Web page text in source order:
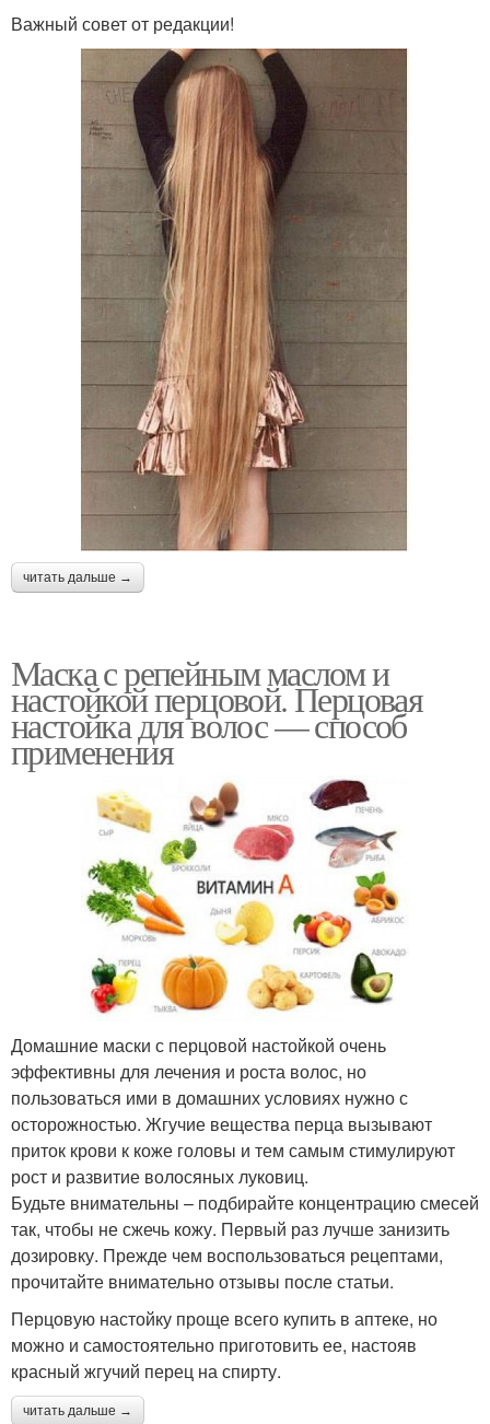
Важный совет от редакции!
читать дальше →
Маска с репейным маслом и
настойкой перцовой. Перцовая
настойка для волос — способ
применения
Домашние маски с перцовой настойкой очень
эффективны для лечения и роста волос, но
пользоваться ими в домашних условиях нужно с
осторожностью. Жгучие вещества перца вызывают
приток крови к коже головы и тем самым стимулируют
рост и развитие волосяных луковиц.
Будьте внимательны – подбирайте концентрацию смесей
так, чтобы не сжечь кожу. Первый раз лучше занизить
дозировку. Прежде чем воспользоваться рецептами,
прочитайте внимательно отзывы после статьи.
Перцовую настойку проще всего купить в аптеке, но
можно и самостоятельно приготовить ее, настояв
красный жгучий перец на спирту.
читать дальше →